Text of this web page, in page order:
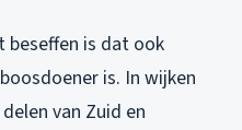
beseffen is dat ook
is. In wijken
van Zuid en